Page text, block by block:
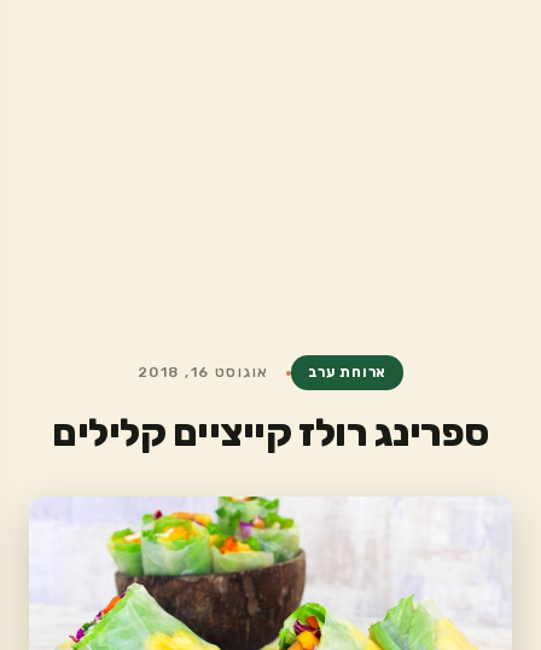
ארוחת ערב אוגוסט 16, 2018
ספרינג רולז קייציים קלילים